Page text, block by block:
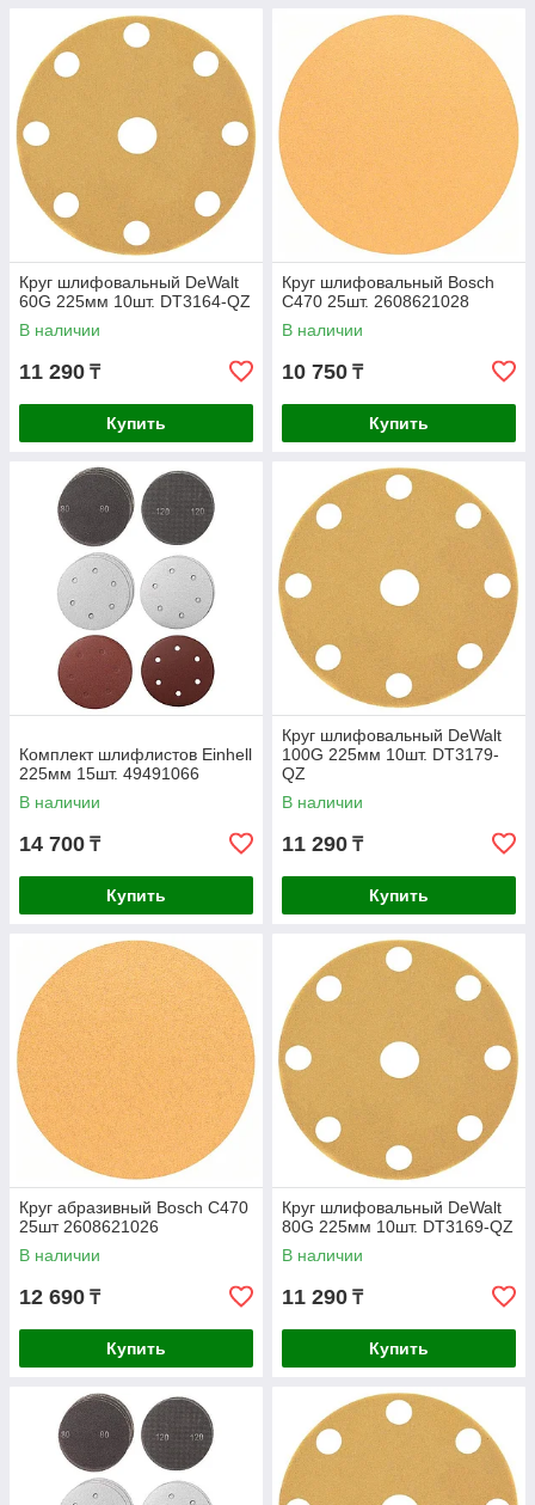
Круг шлифовальный DeWalt
60G 225мм 10шт. DT3164-QZ
В наличии
11 290 ₸
Купить
Круг шлифовальный Bosch
C470 25шт. 2608621028
В наличии
10 750 ₸
Купить
Комплект шлифлистов Einhell
225мм 15шт. 49491066
В наличии
14 700 ₸
Купить
Круг шлифовальный DeWalt
100G 225мм 10шт. DT3179-
QZ
В наличии
11 290 ₸
Купить
Круг абразивный Bosch C470
25шт 2608621026
В наличии
12 690 ₸
Купить
Круг шлифовальный DeWalt
80G 225мм 10шт. DT3169-QZ
В наличии
11 290 ₸
Купить